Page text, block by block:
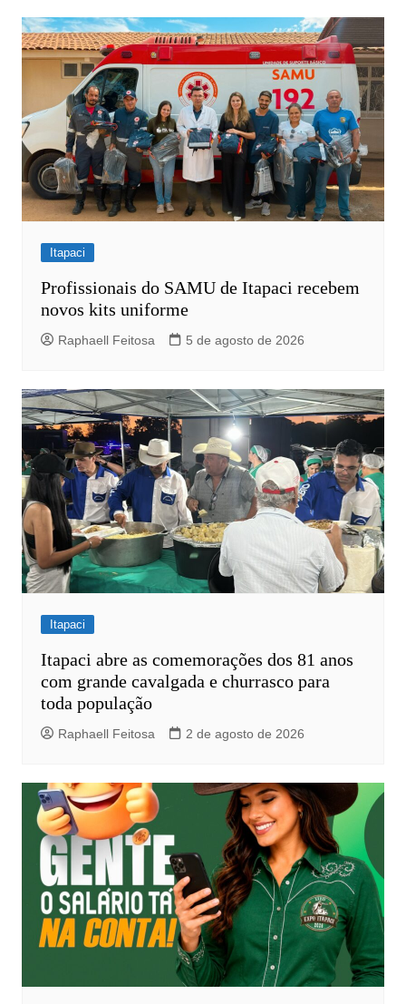
Itapaci
Profissionais do SAMU de Itapaci recebem
novos kits uniforme
Raphaell Feitosa 5 de agosto de 2026
Itapaci
Itapaci abre as comemorações dos 81 anos
com grande cavalgada e churrasco para
toda população
Raphaell Feitosa 2 de agosto de 2026